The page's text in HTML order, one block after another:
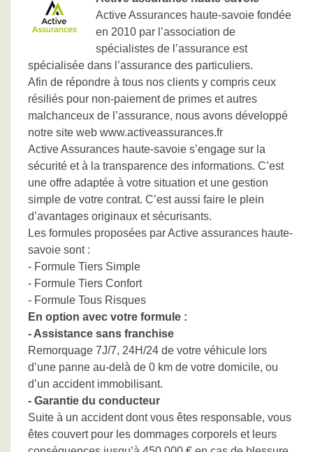
Active Assurances haute-savoie fondée
en 2010 par l’association de
spécialistes de l’assurance est
spécialisée dans l’assurance des particuliers.
Afin de répondre à tous nos clients y compris ceux
résiliés pour non-paiement de primes et autres
malchanceux de l’assurance, nous avons développé
notre site web www.activeassurances.fr
Active Assurances haute-savoie s’engage sur la
sécurité et à la transparence des informations. C’est
une offre adaptée à votre situation et une gestion
simple de votre contrat. C’est aussi faire le plein
d’avantages originaux et sécurisants.
Les formules proposées par Active assurances haute-
savoie sont :
- Formule Tiers Simple
- Formule Tiers Confort
- Formule Tous Risques
En option avec votre formule :
- Assistance sans franchise
Remorquage 7J/7, 24H/24 de votre véhicule lors
d’une panne au-delà de 0 km de votre domicile, ou
d’un accident immobilisant.
- Garantie du conducteur
Suite à un accident dont vous êtes responsable, vous
êtes couvert pour les dommages corporels et leurs